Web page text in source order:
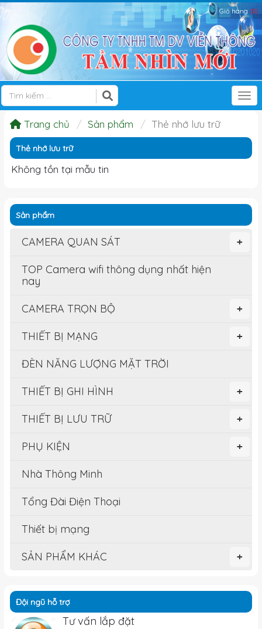
Giỏ hàng (0)
Trang chủ Sản phẩm Thẻ nhớ lưu trữ
Thẻ nhớ lưu trữ
Không tồn tại mẫu tin
Sản phẩm
+
CAMERA QUAN SÁT
TOP Camera wifi thông dụng nhất hiện
nay
+
CAMERA TRỌN BỘ
+
THIẾT BỊ MẠNG
ĐÈN NĂNG LƯỢNG MẶT TRỜI
+
THIẾT BỊ GHI HÌNH
+
THIẾT BỊ LƯU TRỮ
+
PHỤ KIỆN
Nhà Thông Minh
Tổng Đài Điện Thoại
Thiết bị mạng
+
SẢN PHẨM KHÁC
Đội ngũ hỗ trợ
Tư vấn lắp đặt